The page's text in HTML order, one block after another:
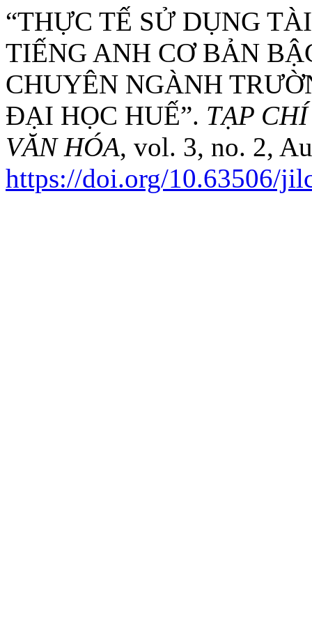
“THỰC TẾ SỬ DỤNG
TIẾNG ANH CƠ BẢN
CHUYÊN NGÀNH
ĐẠI HỌC HUẾ”. TẠP
VĂN HÓA, vol. 3, no. 2,
https://doi.org/10.63506/